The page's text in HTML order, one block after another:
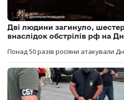
Дві людини загинуло,
внаслідок обстрілів рф на
Понад 50 разів росіяни атакували